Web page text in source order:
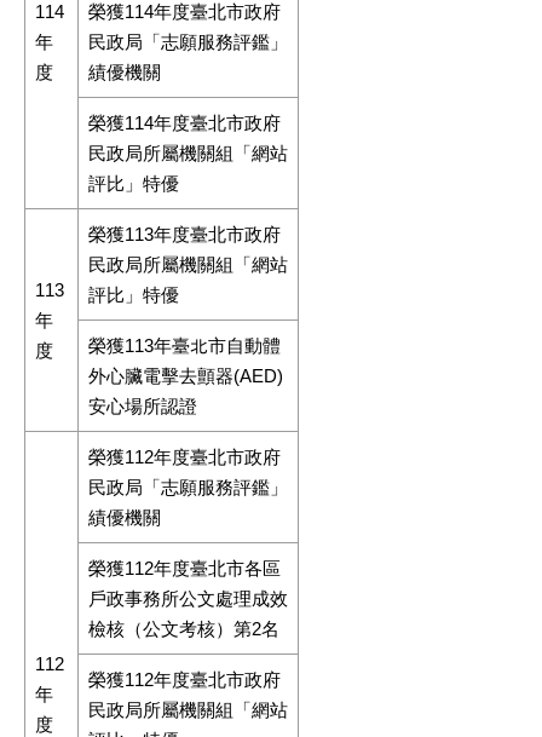
114
年
度
榮獲114年度臺北市政府
民政局「志願服務評鑑」
績優機關
榮獲114年度臺北市政府
民政局所屬機關組「網站
評比」特優
113
年
度
榮獲113年度臺北市政府
民政局所屬機關組「網站
評比」特優
榮獲113年臺北市自動體
外心臟電擊去顫器(AED)
安心場所認證
112
年
度
榮獲112年度臺北市政府
民政局「志願服務評鑑」
績優機關
榮獲112年度臺北市各區
戶政事務所公文處理成效
檢核（公文考核）第2名
榮獲112年度臺北市政府
民政局所屬機關組「網站